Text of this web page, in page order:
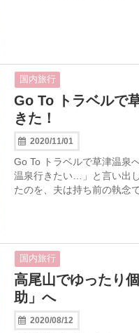
国内旅行
Go To トラベルで
きた！
2020/11/01
Go To トラベルで草津温泉
温泉行きたい…」と言い出
たのを、夫は持ち前の執念
国内旅行
高尾山でゆったり
助」へ
2020/08/12